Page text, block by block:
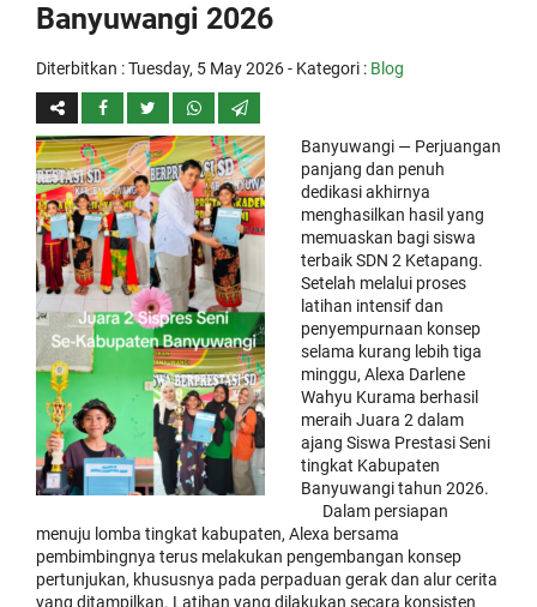
Banyuwangi 2026
Diterbitkan :Tuesday, 5 May 2026- Kategori : Blog
Banyuwangi — Perjuangan
panjang dan penuh
dedikasi akhirnya
menghasilkan hasil yang
memuaskan bagi siswa
terbaik SDN 2 Ketapang.
Setelah melalui proses
latihan intensif dan
penyempurnaan konsep
selama kurang lebih tiga
minggu, Alexa Darlene
Wahyu Kurama berhasil
meraih Juara 2 dalam
ajang Siswa Prestasi Seni
tingkat Kabupaten
Banyuwangi tahun 2026.
Dalam persiapan
menuju lomba tingkat kabupaten, Alexa bersama
pembimbingnya terus melakukan pengembangan konsep
pertunjukan, khususnya pada perpaduan gerak dan alur cerita
yang ditampilkan. Latihan yang dilakukan secara konsisten